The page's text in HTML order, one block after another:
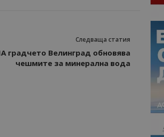
Следваща статия
градчето Велинград обновява
чешмите за минерална вода